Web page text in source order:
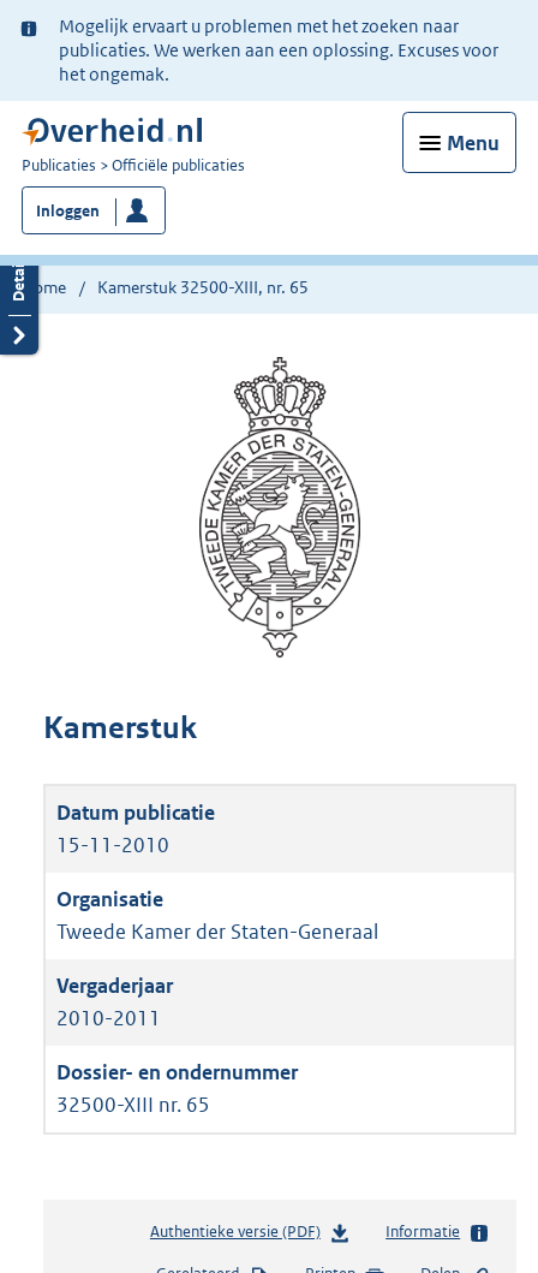
Ter
informatie:
Mogelijk ervaart u problemen met het zoeken naar
publicaties. We werken aan een oplossing. Excuses voor
het ongemak.
Menu
U
bent
nu
hier:
Publicaties Officiële publicaties
Inloggen
Home Kamerstuk 32500-XIII, nr. 65
Kamerstuk
15-11-2010
Tweede Kamer der Staten-Generaal
2010-2011
32500-XIII nr. 65
Authentieke versie (PDF)b
Informatie